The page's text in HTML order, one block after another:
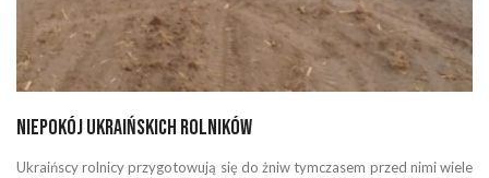
Niepokój ukraińskich rolników
Ukraińscy rolnicy przygotowują się do żniw tymczasem przed nimi wiele